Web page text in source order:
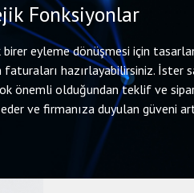
Fonksiyonlar
eyleme dönüşmesi için
hazırlayabilirsiniz.
önemli olduğundan teklif ve
ve firmanıza duyulan güveni